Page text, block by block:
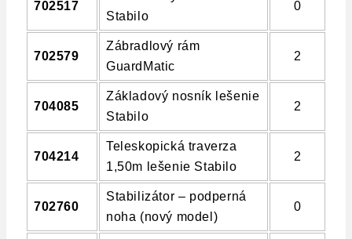
702517
Stabilo
0
702579
Zábradlový rám
GuardMatic
2
704085
Základový nosník lešenie
Stabilo
2
704214
Teleskopická traverza
1,50m lešenie Stabilo
2
702760
Stabilizátor – podperná
noha (nový model)
0